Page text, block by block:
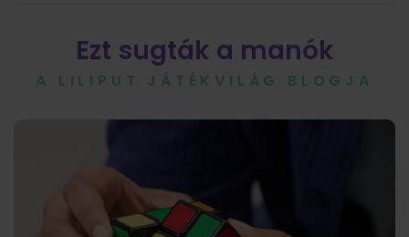
Ezt sugták a manók
A LILIPUT JÁTÉKVILÁG BLOGJA